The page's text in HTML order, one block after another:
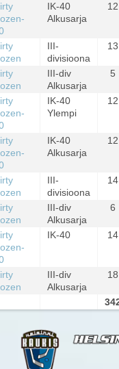
IK-40
Alkusarja
12
III-
divisioona
13
III-div
Alkusarja
5
IK-40
Ylempi
12
IK-40
Alkusarja
12
III-
divisioona
14
III-div
Alkusarja
6
IK-40 14
III-div
Alkusarja
18